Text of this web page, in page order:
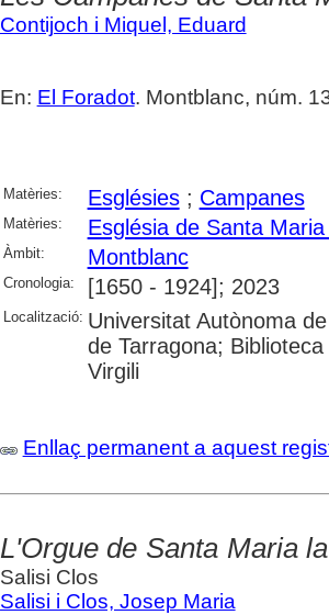
Contijoch i Miquel, Eduard
En: El Foradot. Montblanc, núm.
Matèries: Esglésies; Campanes
Matèries: Església de Santa
Àmbit: Montblanc
Cronologia: [1650 - 1924]; 2023
Localització: Universitat Autònoma
de Tarragona;
Virgili
Enllaç permanent a aquest
L'Orgue de Santa Maria
Salisi Clos
Salisi i Clos, Josep Maria